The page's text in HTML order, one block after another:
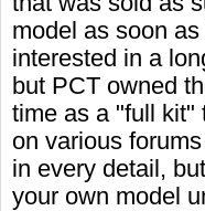
model as soon
interested in a
but PCT owned
time as a "full kit"
on various
in every detail,
your own model